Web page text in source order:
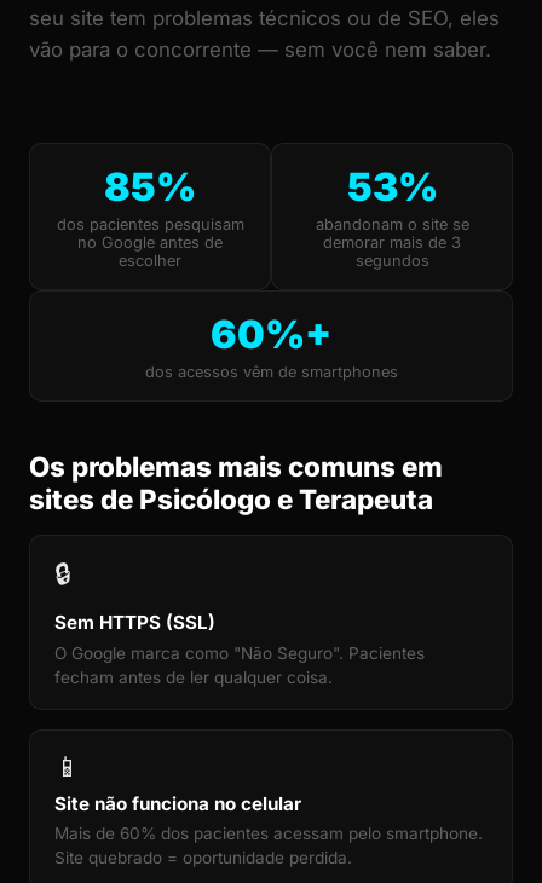
seu site tem problemas técnicos ou de SEO, eles
vão para o concorrente — sem você nem saber.
85%
dos pacientes pesquisam
no Google antes de
escolher
53%
abandonam o site se
demorar mais de 3
segundos
60%+
dos acessos vêm de smartphones
Os problemas mais comuns em
sites de Psicólogo e Terapeuta
🔒
Sem HTTPS (SSL)
O Google marca como "Não Seguro". Pacientes
fecham antes de ler qualquer coisa.
📱
Site não funciona no celular
Mais de 60% dos pacientes acessam pelo smartphone.
Site quebrado = oportunidade perdida.